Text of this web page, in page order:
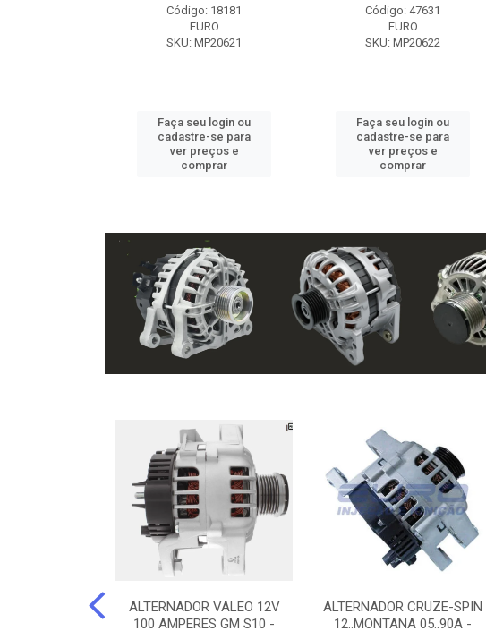
Código: 18181
EURO
SKU: MP20621
Faça seu login ou
cadastre-se para
ver preços e
comprar
Código: 47631
EURO
SKU: MP20622
Faça seu login ou
cadastre-se para
ver preços e
comprar
ALTERNADOR VALEO 12V
100 AMPERES GM S10 -
ALTERNADOR CRUZE-SPIN
12..MONTANA 05..90A -